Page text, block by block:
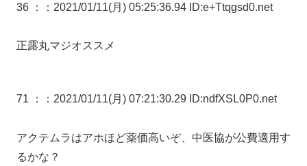
36 ： ：2021/01/11(月) 05:25:36.94 ID:e+Ttqgsd0.net
正露丸マジオススメ
71 ： ：2021/01/11(月) 07:21:30.29 ID:ndfXSL0P0.net
アクテムラはアホほど薬価高いぞ、中医協が公費適用す
るかな？